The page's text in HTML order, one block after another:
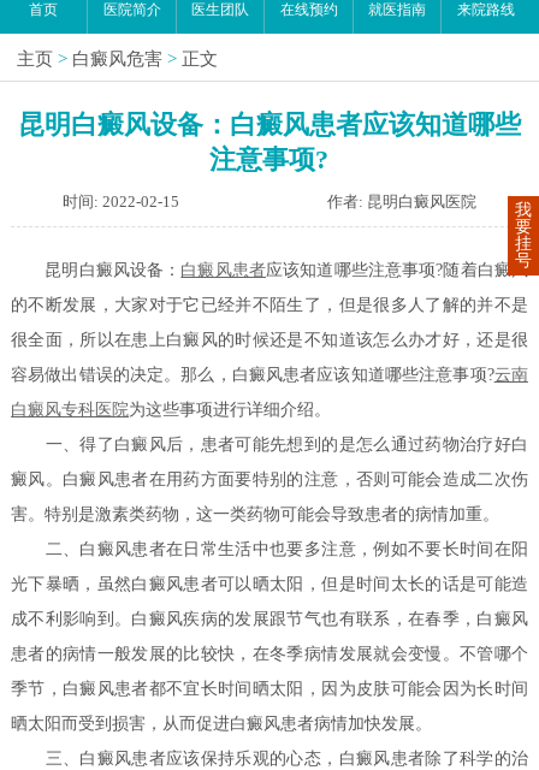
首页 医院简介 医生团队 在线预约 就医指南 来院路线
主页 > 白癜风危害 > 正文
昆明白癜风设备：白癜风患者应该知道哪些
注意事项?
时间: 2022-02-15 作者: 昆明白癜风医院
昆明白癜风设备： 白癜风患者应该知道哪些注意事项?随着白癜风
的不断发展，大家对于它已经并不陌生了，但是很多人了解的并不是
很全面，所以在患上白癜风的时候还是不知道该怎么办才好，还是很
容易做出错误的决定。那么，白癜风患者应该知道哪些注意事项?云南
白癜风专科医院为这些事项进行详细介绍。
一、得了白癜风后，患者可能先想到的是怎么通过药物治疗好白
癜风。白癜风患者在用药方面要特别的注意，否则可能会造成二次伤
害。特别是激素类药物，这一类药物可能会导致患者的病情加重。
二、白癜风患者在日常生活中也要多注意，例如不要长时间在阳
光下暴晒，虽然白癜风患者可以晒太阳，但是时间太长的话是可能造
成不利影响到。白癜风疾病的发展跟节气也有联系，在春季，白癜风
患者的病情一般发展的比较快，在冬季病情发展就会变慢。不管哪个
季节，白癜风患者都不宜长时间晒太阳，因为皮肤可能会因为长时间
晒太阳而受到损害，从而促进白癜风患者病情加快发展。
三、白癜风患者应该保持乐观的心态，白癜风患者除了科学的治
我
要
挂
号